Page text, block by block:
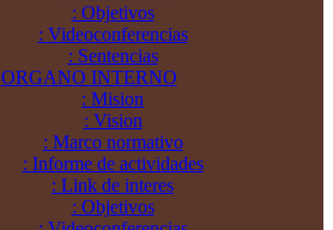
: Objetivos
: Videoconferencias
: Sentencias
ORGANO INTERNO
: Mision
: Vision
: Marco normativo
: Informe de actividades
: Link de interes
: Objetivos